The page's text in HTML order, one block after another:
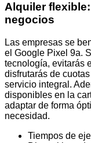
Alquiler
negocios
Las empresas se
el Google Pixel 9a.
tecnología, evitarás
disfrutarás de
servicio integral.
disponibles en la
adaptar de forma
necesidad.
Tiempos de